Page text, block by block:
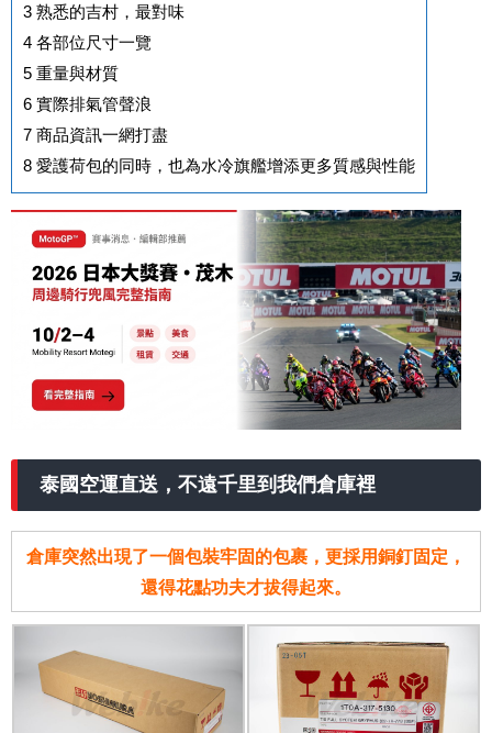
3 熟悉的吉村，最對味
4 各部位尺寸一覽
5 重量與材質
6 實際排氣管聲浪
7 商品資訊一網打盡
8 愛護荷包的同時，也為水冷旗艦增添更多質感與性能
泰國空運直送，不遠千里到我們倉庫裡
倉庫突然出現了一個包裝牢固的包裹，更採用銅釘固定，
還得花點功夫才拔得起來。